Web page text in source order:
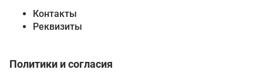
Контакты
Реквизиты
Политики и согласия